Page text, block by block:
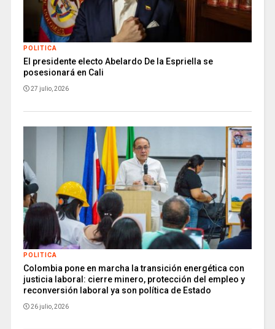
POLITICA
El presidente electo Abelardo De la Espriella se
posesionará en Cali
27 julio, 2026
POLITICA
Colombia pone en marcha la transición energética con
justicia laboral: cierre minero, protección del empleo y
reconversión laboral ya son política de Estado
26 julio, 2026